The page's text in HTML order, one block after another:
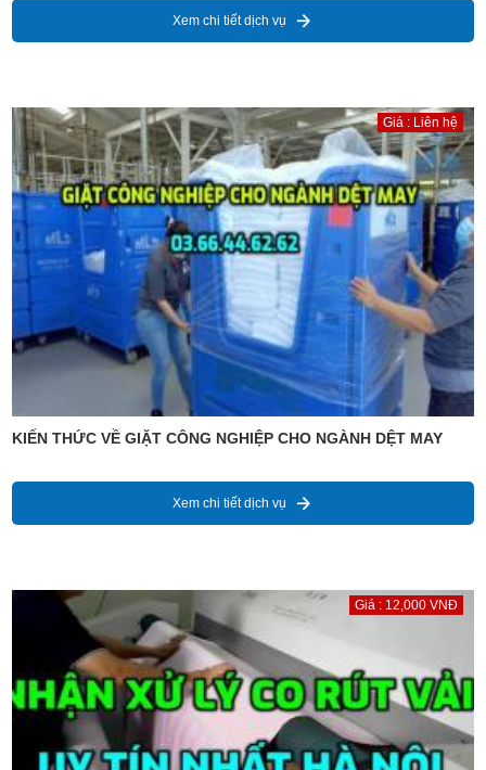
Xem chi tiết dịch vụ
Giá : Liên hệ
KIẾN THỨC VỀ GIẶT CÔNG NGHIỆP CHO NGÀNH DỆT MAY
Xem chi tiết dịch vụ
Giá : 12,000 VNĐ